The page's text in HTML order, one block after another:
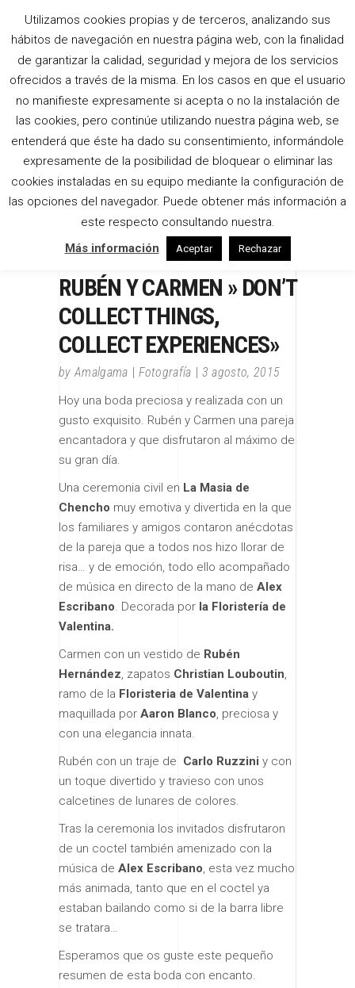
RUBÉN Y CARMEN » DON’T
COLLECT THINGS,
COLLECT EXPERIENCES»
byAmalgama Fotografía 3 agosto, 2015
Hoy una boda preciosa y realizada con un
gusto exquisito. Rubén y Carmen una pareja
encantadora y que disfrutaron al máximo de
su gran día.
Una ceremonia civil en La Masia de
Chencho muy emotiva y divertida en la que
los familiares y amigos contaron anécdotas
de la pareja que a todos nos hizo llorar de
risa… y de emoción, todo ello acompañado
de música en directo de la mano de Alex
Escribano. Decorada por la Floristería de
Valentina.
Carmen con un vestido de Rubén
Hernández, zapatos Christian Louboutin,
ramo de la Floristeria de Valentina y
maquillada por Aaron Blanco, preciosa y
con una elegancia innata.
Rubén con un traje de Carlo Ruzzini y con
un toque divertido y travieso con unos
calcetines de lunares de colores.
Tras la ceremonia los invitados disfrutaron
de un coctel también amenizado con la
música de Alex Escribano, esta vez mucho
más animada, tanto que en el coctel ya
estaban bailando como si de la barra libre
se tratara…
Esperamos que os guste este pequeño
resumen de esta boda con encanto.
Utilizamos cookies propias y de terceros, analizando sus
hábitos de navegación en nuestra página web, con la finalidad
de garantizar la calidad, seguridad y mejora de los servicios
ofrecidos a través de la misma. En los casos en que el usuario
no manifieste expresamente si acepta o no la instalación de
las cookies, pero continúe utilizando nuestra página web, se
entenderá que éste ha dado su consentimiento, informándole
expresamente de la posibilidad de bloquear o eliminar las
cookies instaladas en su equipo mediante la configuración de
las opciones del navegador. Puede obtener más información a
este respecto consultando nuestra.
Más información
Aceptar Rechazar